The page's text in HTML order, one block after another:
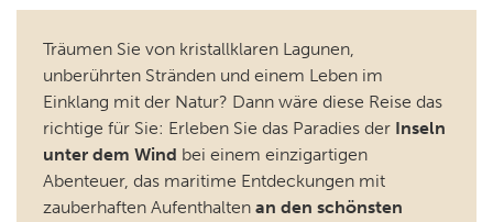
Träumen Sie von kristallklaren Lagunen,
unberührten Stränden und einem Leben im
Einklang mit der Natur? Dann wäre diese Reise das
richtige für Sie: Erleben Sie das Paradies der Inseln
unter dem Wind bei einem einzigartigen
Abenteuer, das maritime Entdeckungen mit
zauberhaften Aufenthalten an den schönsten